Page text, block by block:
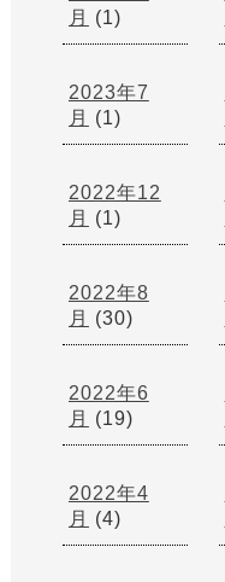
月
(1)
2023年7
月
(1)
2022年12
月
(1)
2022年8
月
(30)
2022年6
月
(19)
2022年4
月
(4)